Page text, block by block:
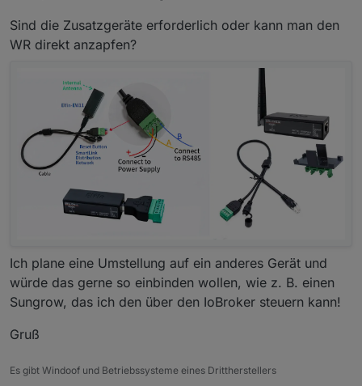
Sind die Zusatzgeräte erforderlich oder kann man den
WR direkt anzapfen?
Ich plane eine Umstellung auf ein anderes Gerät und
würde das gerne so einbinden wollen, wie z. B. einen
Sungrow, das ich den über den IoBroker steuern kann!
Gruß
Es gibt Windoof und Betriebssysteme eines Drittherstellers